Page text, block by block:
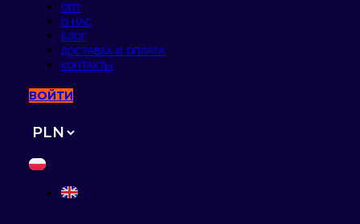
ОПТ
О НАС
БЛОГ
ДОСТАВКА И ОПЛАТА
КОНТАКТЫ
ВОЙТИ